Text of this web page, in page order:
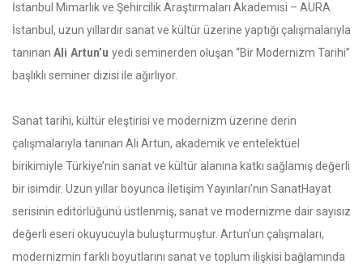
İstanbul Mimarlık ve Şehircilik Araştırmaları Akademisi – AURA
İstanbul, uzun yıllardır sanat ve kültür üzerine yaptığı çalışmalarıyla
tanınan Ali Artun’u yedi seminerden oluşan “Bir Modernizm Tarihi”
başlıklı seminer dizisi ile ağırlıyor.
Sanat tarihi, kültür eleştirisi ve modernizm üzerine derin
çalışmalarıyla tanınan Ali Artun, akademik ve entelektüel
birikimiyle Türkiye’nin sanat ve kültür alanına katkı sağlamış değerli
bir isimdir. Uzun yıllar boyunca İletişim Yayınları’nın SanatHayat
serisinin editörlüğünü üstlenmiş, sanat ve modernizme dair sayısız
değerli eseri okuyucuyla buluşturmuştur. Artun’un çalışmaları,
modernizmin farklı boyutlarını sanat ve toplum ilişkisi bağlamında